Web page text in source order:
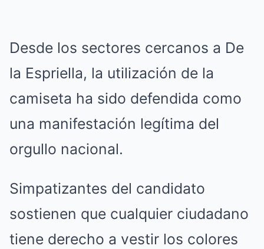
Desde los sectores cercanos a De
la Espriella, la utilización de la
camiseta ha sido defendida como
una manifestación legítima del
orgullo nacional.
Simpatizantes del candidato
sostienen que cualquier ciudadano
tiene derecho a vestir los colores